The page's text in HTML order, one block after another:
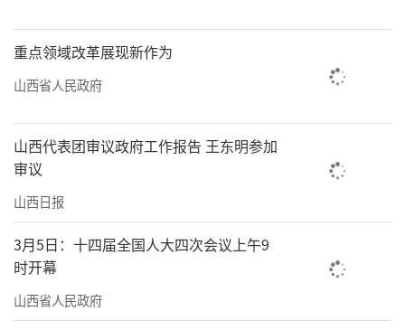
重点领域改革展现新作为
山西省人民政府
山西代表团审议政府工作报告 王东明参加
审议
山西日报
3月5日：十四届全国人大四次会议上午9
时开幕
山西省人民政府